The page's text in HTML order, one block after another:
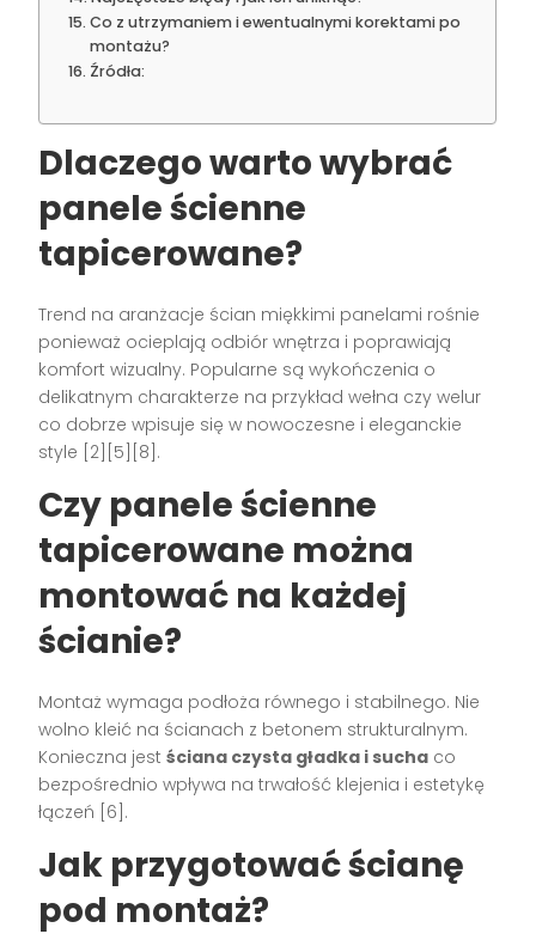
Co z utrzymaniem i ewentualnymi korektami po
montażu?
Źródła:
Dlaczego warto wybrać
panele ścienne
tapicerowane?
Trend na aranżacje ścian miękkimi panelami rośnie
ponieważ ocieplają odbiór wnętrza i poprawiają
komfort wizualny. Popularne są wykończenia o
delikatnym charakterze na przykład wełna czy welur
co dobrze wpisuje się w nowoczesne i eleganckie
style [2][5][8].
Czy panele ścienne
tapicerowane można
montować na każdej
ścianie?
Montaż wymaga podłoża równego i stabilnego. Nie
wolno kleić na ścianach z betonem strukturalnym.
Konieczna jestściana czysta gładka i sucha co
bezpośrednio wpływa na trwałość klejenia i estetykę
łączeń [6].
Jak przygotować ścianę
pod montaż?